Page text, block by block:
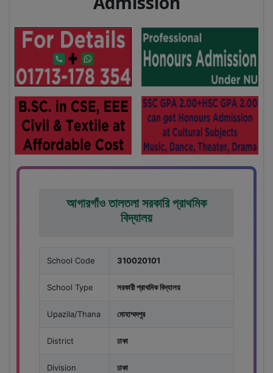
আগারগাঁও তালতলা সরকারি প্রাথমিক
বিদ্যালয়
School Code 310020101
School Type সরকারী প্রাথমিক বিদ্যালয়
Upazila/Thana মোহাম্মদপুর
District ঢাকা
Division ঢাকা